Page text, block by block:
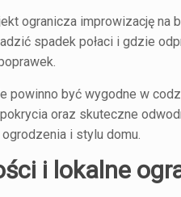
ogranicza improwizację na
spadek połaci i gdzie
powinno być wygodne w
pokrycia oraz skuteczne
i stylu domu.
i lokalne